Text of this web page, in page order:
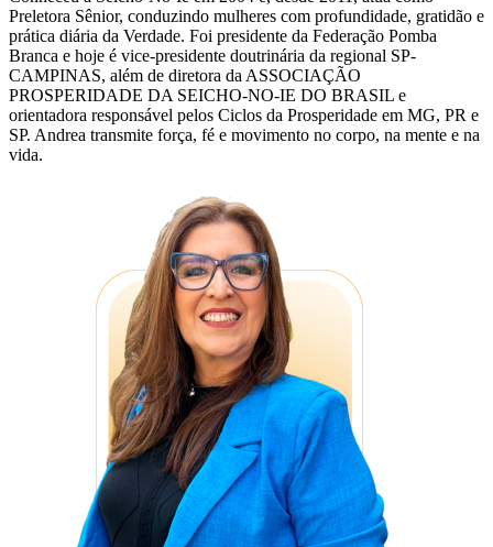
Preletora Sênior, conduzindo mulheres com profundidade, gratidão e
prática diária da Verdade. Foi presidente da Federação Pomba
Branca e hoje é vice-presidente doutrinária da regional SP-
CAMPINAS, além de diretora da ASSOCIAÇÃO
PROSPERIDADE DA SEICHO-NO-IE DO BRASIL e
orientadora responsável pelos Ciclos da Prosperidade em MG, PR e
SP. Andrea transmite força, fé e movimento no corpo, na mente e na
vida.